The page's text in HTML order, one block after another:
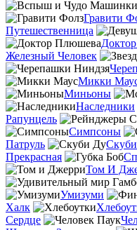
Гравити
Путешественница
Железный Человек
Микки
Миньоны
Наследники
Рапунцель
Симпсоны
Патруль
Прекрасная
Том И
Умизуми
Халк
Сердце